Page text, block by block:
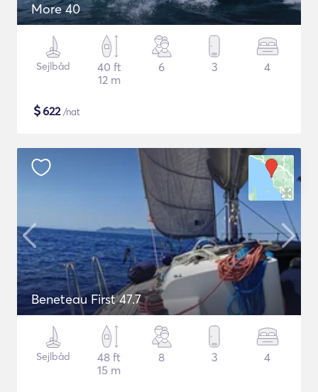
More 40
Sejlbåd
40 ft
12 m
6 3 4
$622/nat
Beneteau First 47.7
Sejlbåd
48 ft
15 m
8 3 4